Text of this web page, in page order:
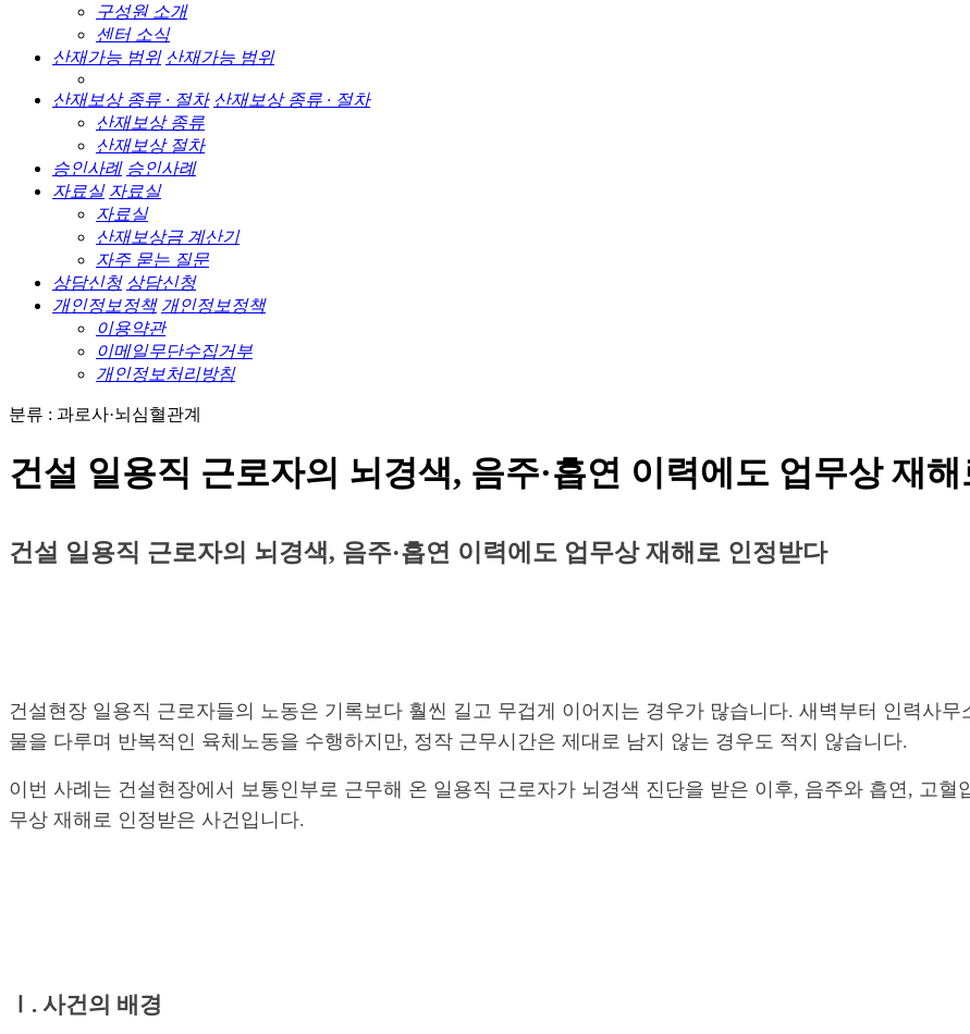
구성원 소개
센터 소식
산재가능 범위 산재가능 범위
산재보상 종류 · 절차 산재보상 종류 · 절차
산재보상 종류
산재보상 절차
승인사례 승인사례
자료실 자료실
자료실
산재보상금 계산기
자주 묻는 질문
상담신청 상담신청
개인정보정책 개인정보정책
이용약관
이메일무단수집거부
개인정보처리방침
분류 : 과로사·뇌심혈관계
건설 일용직 근로자의 뇌경색, 음주·흡연 이력에도 업무상 재
건설 일용직 근로자의 뇌경색, 음주·흡연 이력에도 업무상 재해로 인정받다
건설현장 일용직 근로자들의 노동은 기록보다 훨씬 길고 무겁게 이어지는 경우가 많습니다. 새벽부터 인력사
물을 다루며 반복적인 육체노동을 수행하지만, 정작 근무시간은 제대로 남지 않는 경우도 적지 않습니다.
이번 사례는 건설현장에서 보통인부로 근무해 온 일용직 근로자가 뇌경색 진단을 받은 이후, 음주와 흡연, 고
무상 재해로 인정받은 사건입니다.
Ⅰ. 사건의 배경